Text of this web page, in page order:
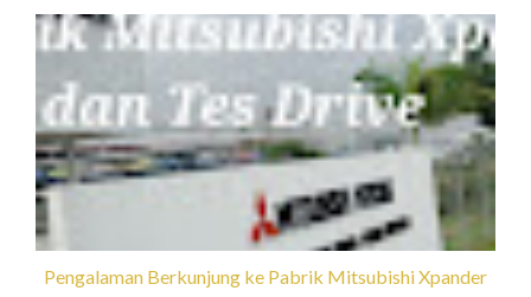
Pengalaman Berkunjung ke Pabrik Mitsubishi Xpander